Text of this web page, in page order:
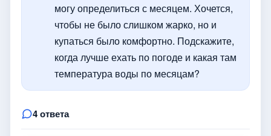
могу определиться с месяцем. Хочется,
чтобы не было слишком жарко, но и
купаться было комфортно. Подскажите,
когда лучше ехать по погоде и какая там
температура воды по месяцам?
4 ответа